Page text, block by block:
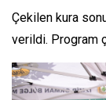
Çekilen kura
verildi. Program